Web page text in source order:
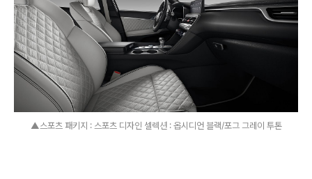
▲스포츠 패키지 : 스포츠 디자인 셀렉션 : 옵시디언 블랙/포그 그레이 투톤